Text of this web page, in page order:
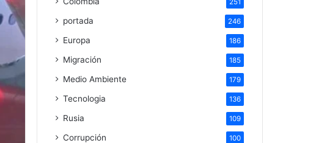
251
portada 246
Europa 186
Migración 185
Medio Ambiente 179
Tecnologia 136
Rusia 109
Corrupción 100